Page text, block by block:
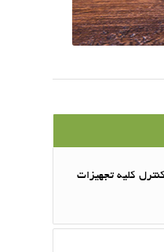
کلیه تجهیزات